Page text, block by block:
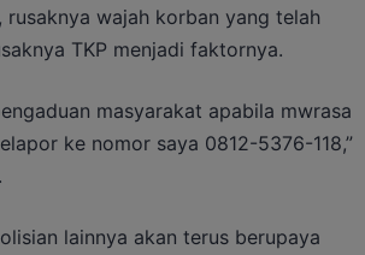
wajah korban yang telah
TKP menjadi faktornya.
masyarakat apabila mwrasa
ke nomor saya 0812-5376-118,”
lainnya akan terus berupaya